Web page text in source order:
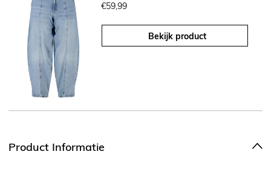
€59,99
Bekijk product
Product Informatie